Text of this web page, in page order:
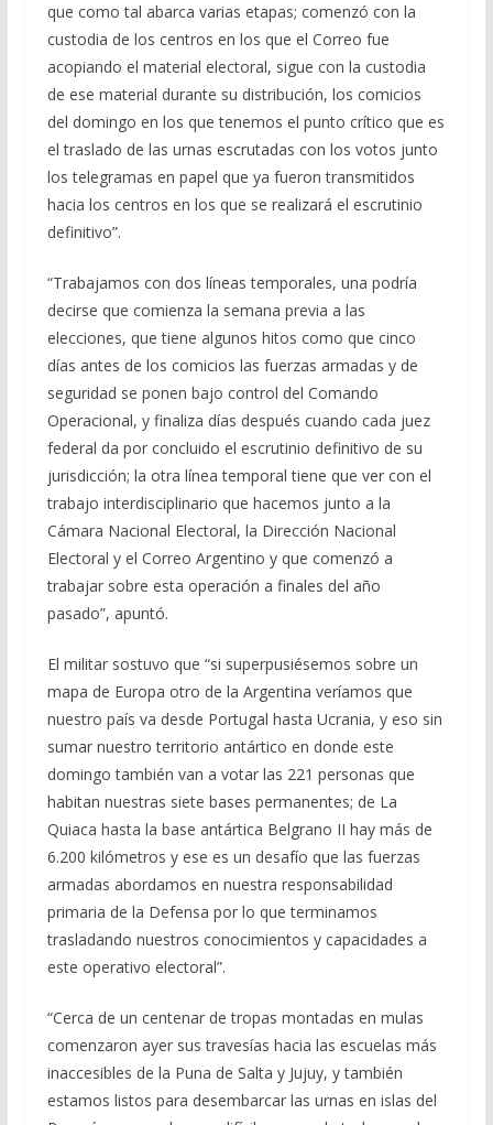
que como tal abarca varias etapas; comenzó con la
custodia de los centros en los que el Correo fue
acopiando el material electoral, sigue con la custodia
de ese material durante su distribución, los comicios
del domingo en los que tenemos el punto crítico que es
el traslado de las urnas escrutadas con los votos junto
los telegramas en papel que ya fueron transmitidos
hacia los centros en los que se realizará el escrutinio
definitivo”.
“Trabajamos con dos líneas temporales, una podría
decirse que comienza la semana previa a las
elecciones, que tiene algunos hitos como que cinco
días antes de los comicios las fuerzas armadas y de
seguridad se ponen bajo control del Comando
Operacional, y finaliza días después cuando cada juez
federal da por concluido el escrutinio definitivo de su
jurisdicción; la otra línea temporal tiene que ver con el
trabajo interdisciplinario que hacemos junto a la
Cámara Nacional Electoral, la Dirección Nacional
Electoral y el Correo Argentino y que comenzó a
trabajar sobre esta operación a finales del año
pasado”, apuntó.
El militar sostuvo que “si superpusiésemos sobre un
mapa de Europa otro de la Argentina veríamos que
nuestro país va desde Portugal hasta Ucrania, y eso sin
sumar nuestro territorio antártico en donde este
domingo también van a votar las 221 personas que
habitan nuestras siete bases permanentes; de La
Quiaca hasta la base antártica Belgrano II hay más de
6.200 kilómetros y ese es un desafío que las fuerzas
armadas abordamos en nuestra responsabilidad
primaria de la Defensa por lo que terminamos
trasladando nuestros conocimientos y capacidades a
este operativo electoral”.
“Cerca de un centenar de tropas montadas en mulas
comenzaron ayer sus travesías hacia las escuelas más
inaccesibles de la Puna de Salta y Jujuy, y también
estamos listos para desembarcar las urnas en islas del